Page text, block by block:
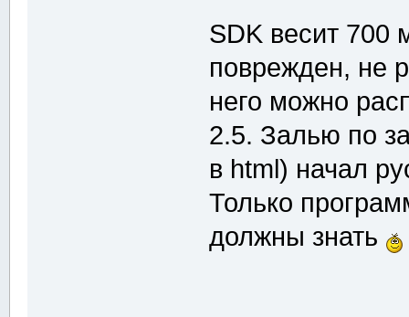
SDK весит 700
поврежден, не
него можно
2.5. Залью по
в html) начал
Только
должны знать